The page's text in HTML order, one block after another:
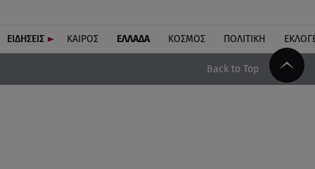
ΕΙΔΗΣΕΙΣ ΚΑΙΡΟΣ ΕΛΛΑΔΑ ΚΟΣΜΟΣ ΠΟΛΙΤΙΚΗ
Back to Top